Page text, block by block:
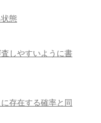
態
しやすいように書
存在する確率と同